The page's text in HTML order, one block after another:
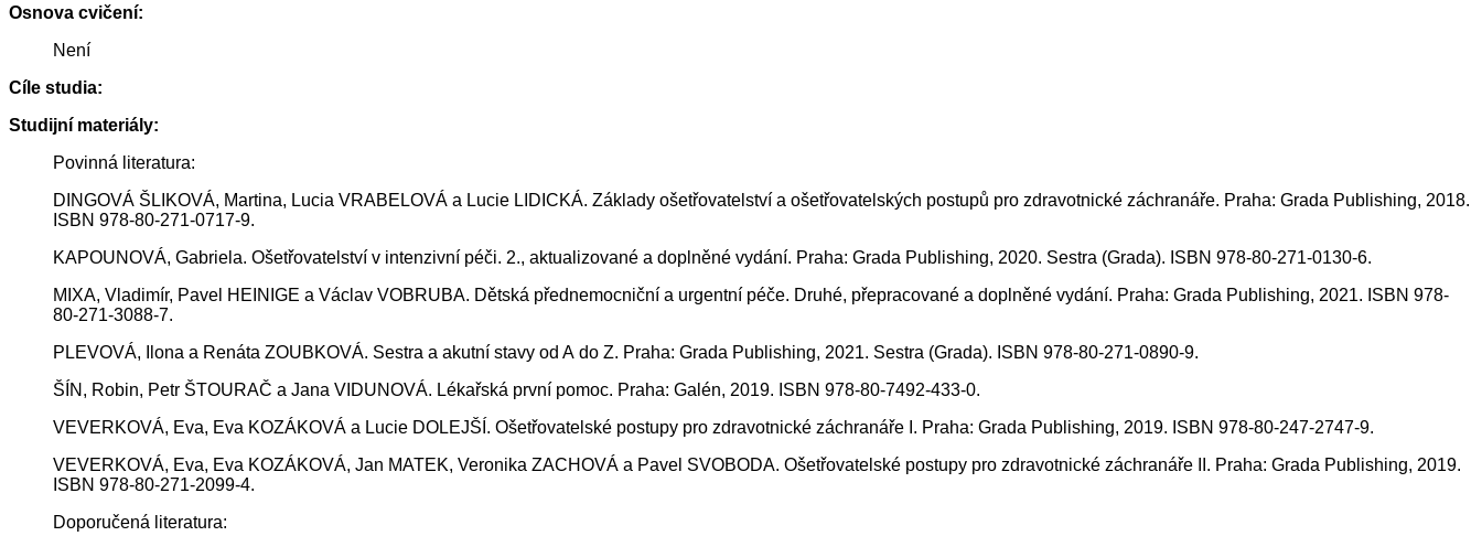
Osnova cvičení:
Není
Cíle studia:
Studijní materiály:
Povinná literatura:
DINGOVÁ ŠLIKOVÁ, Martina, Lucia VRABELOVÁ a Lucie LIDICKÁ. Základy ošetřovatelství a ošetřovatelských postupů pro zdravotnické záchranáře. Praha: Grada Publishing, 2018.
ISBN 978-80-271-0717-9.
KAPOUNOVÁ, Gabriela. Ošetřovatelství v intenzivní péči. 2., aktualizované a doplněné vydání. Praha: Grada Publishing, 2020. Sestra (Grada). ISBN 978-80-271-0130-6.
MIXA, Vladimír, Pavel HEINIGE a Václav VOBRUBA. Dětská přednemocniční a urgentní péče. Druhé, přepracované a doplněné vydání. Praha: Grada Publishing, 2021. ISBN 978-
80-271-3088-7.
PLEVOVÁ, Ilona a Renáta ZOUBKOVÁ. Sestra a akutní stavy od A do Z. Praha: Grada Publishing, 2021. Sestra (Grada). ISBN 978-80-271-0890-9.
ŠÍN, Robin, Petr ŠTOURAČ a Jana VIDUNOVÁ. Lékařská první pomoc. Praha: Galén, 2019. ISBN 978-80-7492-433-0.
VEVERKOVÁ, Eva, Eva KOZÁKOVÁ a Lucie DOLEJŠÍ. Ošetřovatelské postupy pro zdravotnické záchranáře I. Praha: Grada Publishing, 2019. ISBN 978-80-247-2747-9.
VEVERKOVÁ, Eva, Eva KOZÁKOVÁ, Jan MATEK, Veronika ZACHOVÁ a Pavel SVOBODA. Ošetřovatelské postupy pro zdravotnické záchranáře II. Praha: Grada Publishing, 2019.
ISBN 978-80-271-2099-4.
Doporučená literatura: